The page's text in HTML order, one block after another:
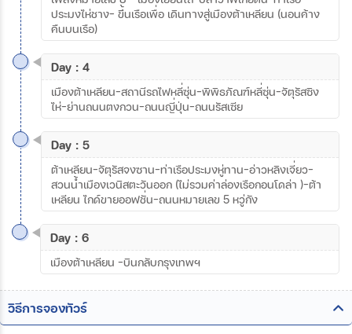
ประมงไห่ชาง- ขึ้นเรือเพื่อ เดินทางสู่เมืองต้าเหลียน (นอนค้าง
คืนบนเรือ)
Day : 4
เมืองต้าเหลียน–สถานีรถไฟหลี่ซุ่น-พิพิธภัณฑ์หลี่ซุ่น-จัตุรัสซิง
ไห่-ย่านถนนตงกวน-ถนนญี่ปุ่น-ถนนรัสเซีย
Day : 5
ต้าเหลียน-จัตุรัสจงซาน-ท่าเรือประมงหู่ทาน-อ่าวหลิงเจี่ยว-
สวนน้ำเมืองเวนิสตะวันออก (ไม่รวมค่าล่องเรือกอนโดล่า )-ต้า
เหลียน ไกด์ขายออฟชั่น-ถนนหมายเลข 5 หวู่กัง
Day : 6
เมืองต้าเหลียน -บินกลับกรุงเทพฯ
วิธีการจองทัวร์